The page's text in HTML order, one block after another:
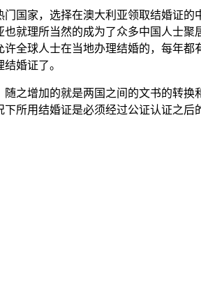
家，选择在澳大利亚领取结婚证的
就理所当然的成为了众多中国人士
全球人士在当地办理结婚的，每年
婚证了。
增加的就是两国之间的文书的转换
所用结婚证是必须经过公证认证之